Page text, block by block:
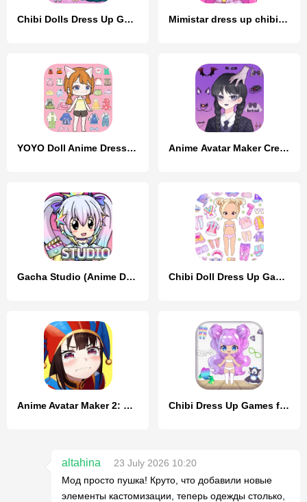
Chibi Dolls Dress Up Games Mimistar dress up chibi doll
YOYO Doll Anime Dress Up Game Anime Avatar Maker Creator
Gacha Studio (Anime Dress Up) Chibi Doll Dress Up Games
Anime Avatar Maker 2: Dress Up Chibi Dress Up Games for Girls
altahina
23 July 2026 10:20
Мод просто пушка! Круто, что добавили новые
элементы кастомизации, теперь одежды столько,